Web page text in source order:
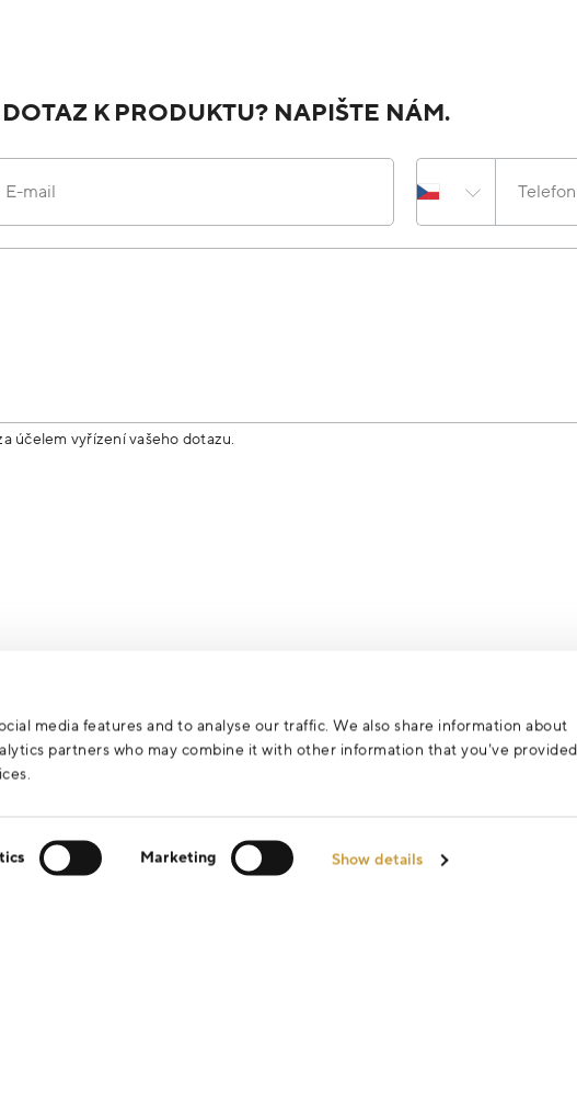
media features and to analyse our traffic. We also share information about
partners who may combine it with other information that you’ve provided
Marketing Show details
K PRODUKTU? NAPIŠTE NÁM.
E-mail Telefon
účelem vyřízení vašeho dotazu.